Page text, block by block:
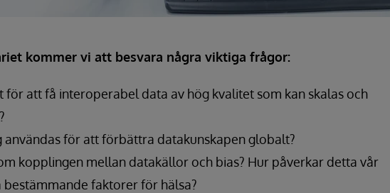
kommer vi att besvara några viktiga frågor:
för att få interoperabel data av hög kvalitet som kan skalas och
användas för att förbättra datakunskapen globalt?
kopplingen mellan datakällor och bias? Hur påverkar detta vår
bestämmande faktorer för hälsa?